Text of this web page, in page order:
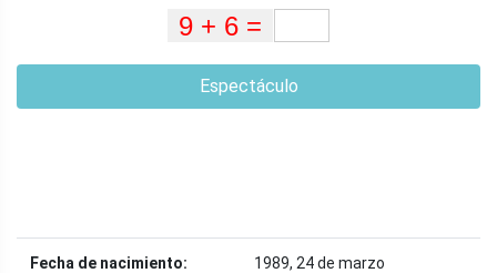
Espectáculo
Fecha de nacimiento: 1989, 24 de marzo